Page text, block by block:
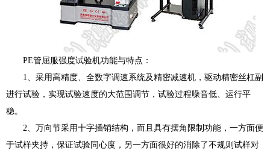
PE管屈服强度试验机功能与特点：
1、采用高精度、全数字调速系统及精密减速机，驱动精密丝杠副
进行试验，实现试验速度的大范围调节，试验过程噪音低、运行平
稳。
2、万向节采用十字插销结构，而且具有摆角限制功能，一方面便
于试样夹持，保证试验同心度，另一方面很好的消除了不规则试样对